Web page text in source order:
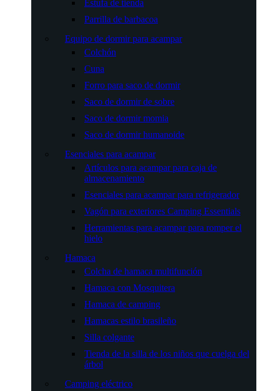
Estufa de tienda
Parrilla de barbacoa
Equipo de dormir para acampar
Colchón
Cuna
Forro para saco de dormir
Saco de dormir de sobre
Saco de dormir momia
Saco de dormir humanoide
Esenciales para acampar
Artículos para acampar para caja de
almacenamiento
Esenciales para acampar para refrigerador
Vagón para exteriores Camping Essentials
Herramientas para acampar para romper el
hielo
Hamaca
Colcha de hamaca multifunción
Hamaca con Mosquitera
Hamaca de camping
Hamacas estilo brasileño
Silla colgante
Tienda de la silla de los niños que cuelga del
árbol
Camping eléctrico